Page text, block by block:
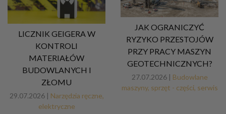
LICZNIK GEIGERA W
KONTROLI
MATERIAŁÓW
BUDOWLANYCH I
ZŁOMU
29.07.2026 | Narzędzia ręczne,
elektryczne
JAK OGRANICZYĆ
RYZYKO PRZESTOJÓW
PRZY PRACY MASZYN
GEOTECHNICZNYCH?
27.07.2026 | Budowlane
maszyny, sprzęt - części, serwis